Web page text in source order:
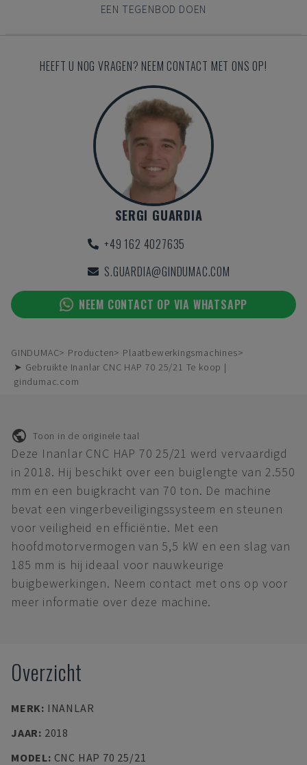
EEN TEGENBOD DOEN
HEEFT U NOG VRAGEN? NEEM CONTACT MET ONS OP!
SERGI GUARDIA
+49 162 4027635
S.GUARDIA@GINDUMAC.COM
NEEM CONTACT OP VIA WHATSAPP
GINDUMAC Producten
Plaatbewerkingsmachines
➤ Gebruikte Inanlar CNC HAP 70 25/21 Te koop |
gindumac.com
Toon in de originele taal
Deze Inanlar CNC HAP 70 25/21 werd vervaardigd
in 2018. Hij beschikt over een buiglengte van 2.550
mm en een buigkracht van 70 ton. De machine
bevat een vingerbeveiligingssysteem en steunen
voor veiligheid en efficiëntie. Met een
hoofdmotorvermogen van 5,5 kW en een slag van
185 mm is hij ideaal voor nauwkeurige
buigbewerkingen. Neem contact met ons op voor
meer informatie over deze machine.
Overzicht
MERK: INANLAR
JAAR: 2018
MODEL: CNC HAP 70 25/21